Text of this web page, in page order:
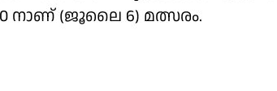
നാണ് (ജൂലൈ 6) മത്സരം.